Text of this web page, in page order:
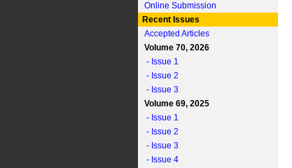
Online Submission
Recent Issues
Accepted Articles
Volume 70, 2026
- Issue 1
- Issue 2
- Issue 3
Volume 69, 2025
- Issue 1
- Issue 2
- Issue 3
- Issue 4